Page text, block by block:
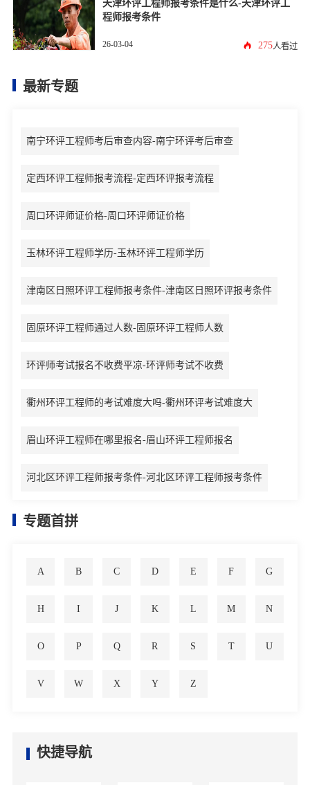
天津环评工程师报考条件是什么-天津环评工
程师报考条件
26-03-04 275人看过
最新专题
南宁环评工程师考后审查内容-南宁环评考后审查
定西环评工程师报考流程-定西环评报考流程
周口环评师证价格-周口环评师证价格
玉林环评工程师学历-玉林环评工程师学历
津南区日照环评工程师报考条件-津南区日照环评报考条件
固原环评工程师通过人数-固原环评工程师人数
环评师考试报名不收费平凉-环评师考试不收费
衢州环评工程师的考试难度大吗-衢州环评考试难度大
眉山环评工程师在哪里报名-眉山环评工程师报名
河北区环评工程师报考条件-河北区环评工程师报考条件
专题首拼
A B C D E F G
H I J K L M N
O P Q R S T U
V W X Y Z
快捷导航